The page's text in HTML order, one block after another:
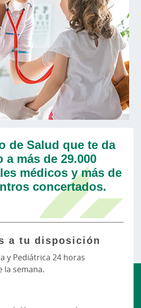
de Salud que te da
a más de 29.000
médicos y más de
concertados.
a tu disposición
y Pediátrica 24 horas
la semana.